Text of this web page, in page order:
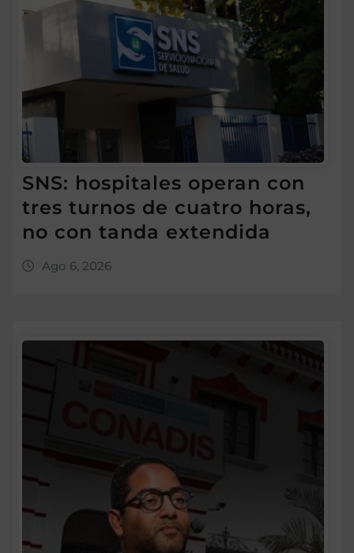
SNS: hospitales operan con
tres turnos de cuatro horas,
no con tanda extendida
Ago 6, 2026